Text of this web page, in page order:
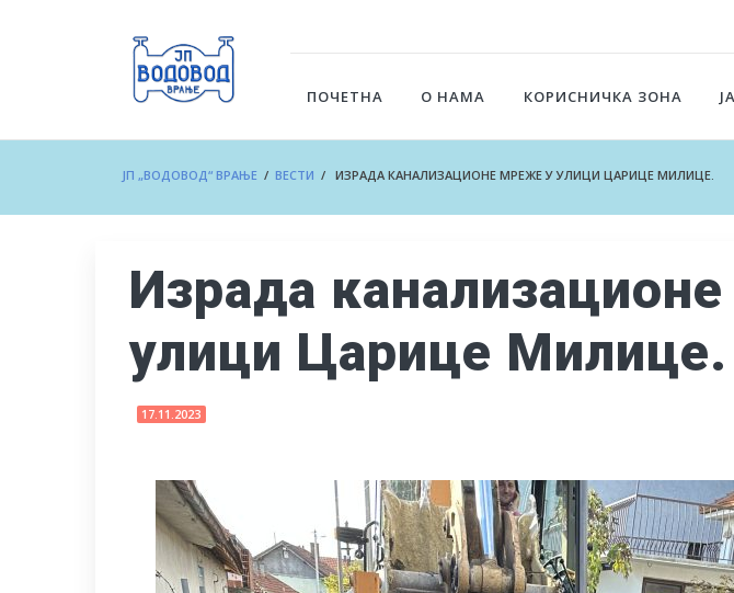
ПОЧЕТНА О НАМА КОРИСНИЧКА ЗОНА
ЈП „ВОДОВОД“ ВРАЊЕ / ВЕСТИ / ИЗРАДА КАНАЛИЗАЦИОНЕ МРЕЖЕ У УЛИЦИ ЦАРИЦЕ МИЛИЦЕ.
Израда
улици Царице Милице.
17.11.2023